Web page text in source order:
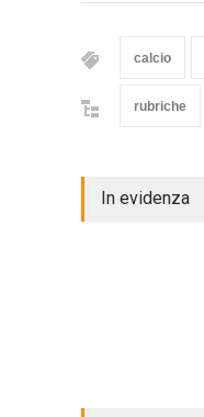
calcio
rubriche
In evidenza